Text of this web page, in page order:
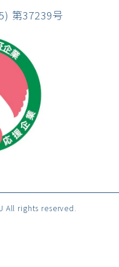
第37239号
All rights reserved.